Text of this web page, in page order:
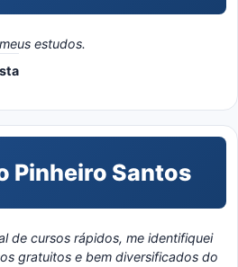
estudos.
de cursos rápidos, me identifiquei
gratuitos e bem diversificados do